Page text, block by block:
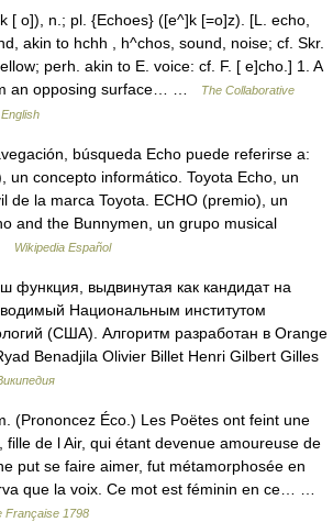
[ o]), n.; pl. {Echoes} ([e^]k [=o]z). [L. echo,
akin to hchh , h^chos, sound, noise; cf. Skr.
perh. akin to E. voice: cf. F. [ e]cho.] 1. A
an opposing surface… …
The Collaborative
búsqueda Echo puede referirse a:
un concepto informático. Toyota Echo, un
de la marca Toyota. ECHO (premio), un
and the Bunnymen, un grupo musical
Wikipedia Español
функция, выдвинутая как кандидат на
Национальным институтом
(США). Алгоритм разработан в Orange
Benadjila Olivier Billet Henri Gilbert Gilles
(Prononcez Éco.) Les Poëtes ont feint une
fille de l Air, qui étant devenue amoureuse de
put se faire aimer, fut métamorphosée en
que la voix. Ce mot est féminin en ce… …
Française 1798